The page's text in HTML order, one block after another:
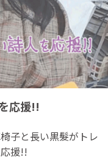
応援!!
子と長い黒髮がトレ
援!!